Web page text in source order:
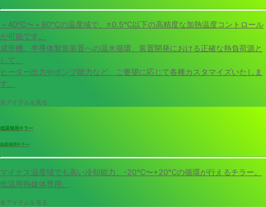
＋40℃〜＋80℃の温度域で、±0.5℃以下の高精度な加熱温度コントロール
が可能です。
成形機、半導体製造装置への温水循環、装置開発における正確な熱負荷源と
して。
ヒーター出力やポンプ能力など、ご要望に応じて各種カスタマイズいたしま
す。
全アイテムを見る
低温域用チラー
低温域用チラー
マイナス温度域でも高い冷却能力、-20℃〜+20℃の循環が行えるチラー。
低温用熱媒体専用。
全アイテムを見る